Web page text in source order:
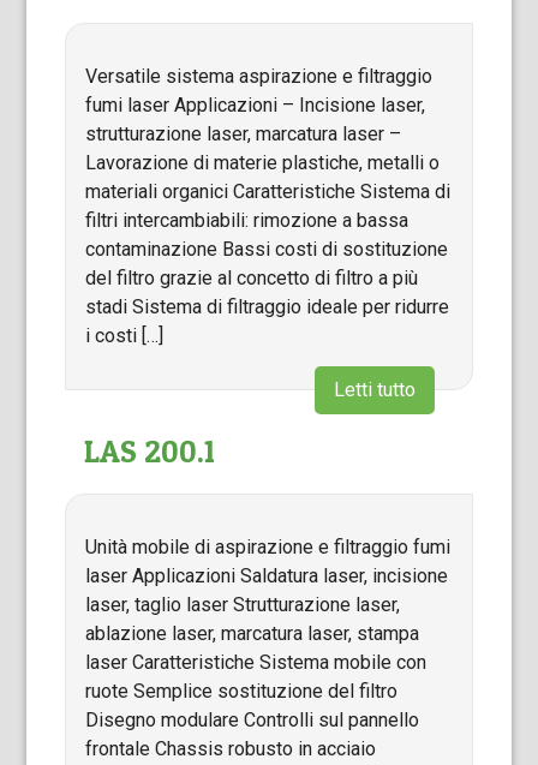
Versatile sistema aspirazione e filtraggio
fumi laser Applicazioni – Incisione laser,
strutturazione laser, marcatura laser –
Lavorazione di materie plastiche, metalli o
materiali organici Caratteristiche Sistema di
filtri intercambiabili: rimozione a bassa
contaminazione Bassi costi di sostituzione
del filtro grazie al concetto di filtro a più
stadi Sistema di filtraggio ideale per ridurre
i costi […]
Letti tutto
LAS 200.1
Unità mobile di aspirazione e filtraggio fumi
laser Applicazioni Saldatura laser, incisione
laser, taglio laser Strutturazione laser,
ablazione laser, marcatura laser, stampa
laser Caratteristiche Sistema mobile con
ruote Semplice sostituzione del filtro
Disegno modulare Controlli sul pannello
frontale Chassis robusto in acciaio